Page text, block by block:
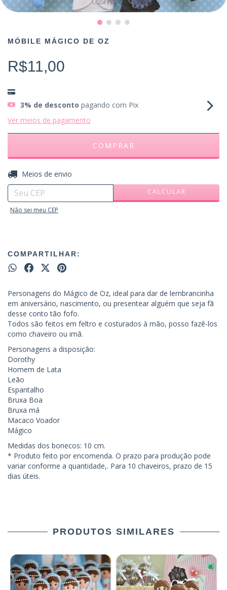
MÓBILE MÁGICO DE OZ
R$11,00
3% de desconto pagando com Pix
Ver meios de pagamento
Entregas para o CEP:
Meios de envio
CALCULAR
Não sei meu CEP
COMPARTILHAR:
Personagens do Mágico de Oz, ideal para dar de lembrancinha
em aniversário, nascimento, ou presentear alguém que seja fã
desse conto tão fofo.
Todos são feitos em feltro e costurados à mão, posso fazê-los
como chaveiro ou imã.
Personagens a disposição:
Dorothy
Homem de Lata
Leão
Espantalho
Bruxa Boa
Bruxa má
Macaco Voador
Mágico
Medidas dos bonecos: 10 cm.
* Produto feito por encomenda. O prazo para produção pode
variar conforme a quantidade,. Para 10 chaveiros, prazo de 15
dias úteis.
PRODUTOS SIMILARES